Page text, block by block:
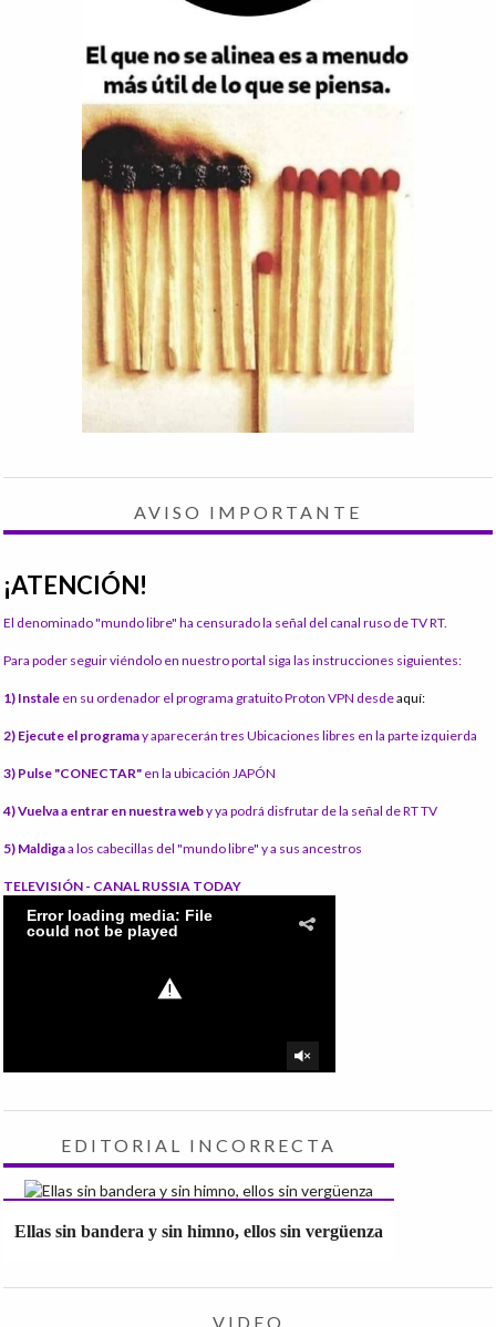
AVISO IMPORTANTE
¡ATENCIÓN!
El denominado "mundo libre" ha censurado la señal del canal ruso de TV RT.
Para poder seguir viéndolo en nuestro portal siga las instrucciones siguientes:
1) Instale en su ordenador el programa gratuito Proton VPN desdeaquí:
2) Ejecute el programay aparecerán tres Ubicaciones libres en la parte izquierda
3) Pulse "CONECTAR" en la ubicación JAPÓN
4) Vuelva a entrar en nuestra weby ya podrá disfrutar de la señal de RT TV
5) Maldigaa los cabecillas del "mundo libre" y a sus ancestros
TELEVISIÓN - CANAL RUSSIA TODAY
EDITORIAL INCORRECTA
Ellas sin bandera y sin himno, ellos sin vergüenza
VIDEO